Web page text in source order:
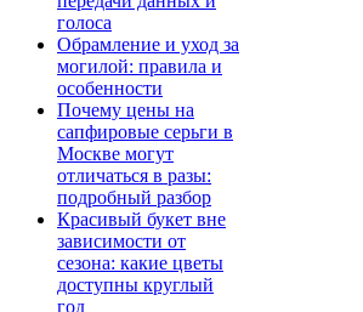
голоса
Обрамление и уход за
могилой: правила и
особенности
Почему цены на
сапфировые серьги в
Москве могут
отличаться в разы:
подробный разбор
Красивый букет вне
зависимости от
сезона: какие цветы
доступны круглый
год